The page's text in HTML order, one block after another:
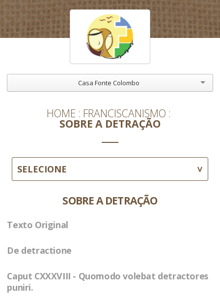
Casa Fonte Colombo
HOME FRANCISCANISMO
SOBRE A DETRAÇÃO
SELECIONE
SOBRE A DETRAÇÃO
Texto Original
De detractione
Caput CXXXVIII - Quomodo volebat detractores
puniri.